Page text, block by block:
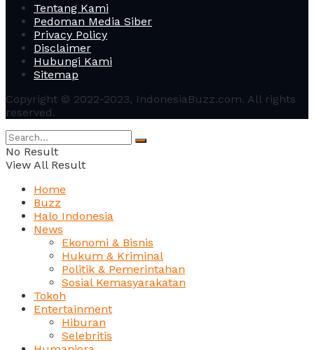
Tentang Kami
Pedoman Media Siber
Privacy Policy
Disclaimer
Hubungi Kami
Sitemap
Copyright © 2022-2023, IndonesiaBuzz.com. All rights
reserved.
No Result
View All Result
Home
Buzz
Halo Indonesia
News
Ekonomi & Bisnis
Hukum & Kriminal
Politik & Pemerintahan
Sosial Kemasyarakatan
Tokoh
Entertainment
Hiburan
Selebritis